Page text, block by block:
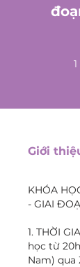
1
Giới
KHÓA
- GIAI
1. THỜI
học từ
Nam) qua